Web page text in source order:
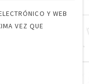
Y WEB
VEZ QUE